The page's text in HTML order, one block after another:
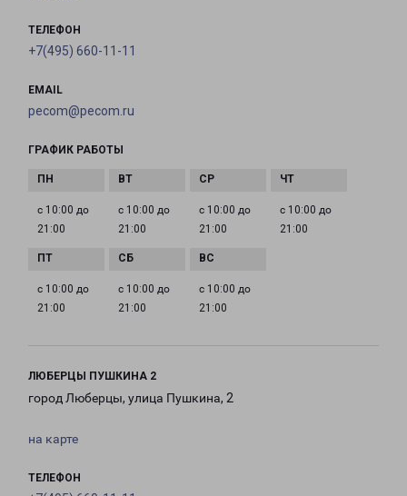
ТЕЛЕФОН
+7(495) 660-11-11
EMAIL
pecom@pecom.ru
ГРАФИК РАБОТЫ
с 10:00 до
21:00
с 10:00 до
21:00
с 10:00 до
21:00
с 10:00 до
21:00
с 10:00 до
21:00
с 10:00 до
21:00
с 10:00 до
21:00
ЛЮБЕРЦЫ ПУШКИНА 2
город Люберцы, улица Пушкина, 2
на карте
ТЕЛЕФОН